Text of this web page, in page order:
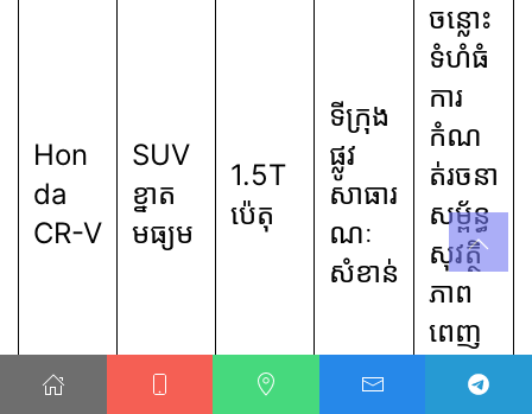
Hon
da
CR-V
SUV
ខ្នាត
មធ្យម
1.5T
ប៉េតុ
ទីក្រុង
ផ្លូវ
សាធារ
ណៈ
សំខាន់
ចន្លោះ
ទំហំធំ
ការ
កំណ
ត់រចនា
សម្ព័ន្ធ
សុវត្ថិ
ភាព
ពេញ
លេញ